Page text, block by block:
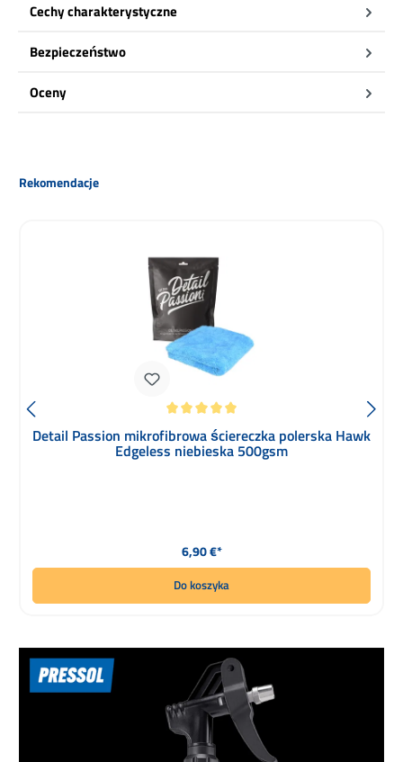
Cechy charakterystyczne
Bezpieczeństwo
Oceny
Pomiń galerię produktów
Rekomendacje
Detail Passion mikrofibrowa ściereczka polerska Hawk
Edgeless niebieska 500gsm
Cena regularna:
6,90 €*
Do koszyka